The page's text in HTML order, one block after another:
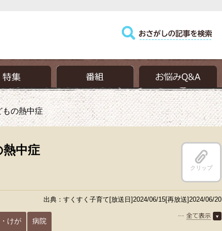
もの熱中症
中症
クリップ
出典：すくすく子育て[放送日]2024/06/15[再放送]2024/06/20
けが 病院